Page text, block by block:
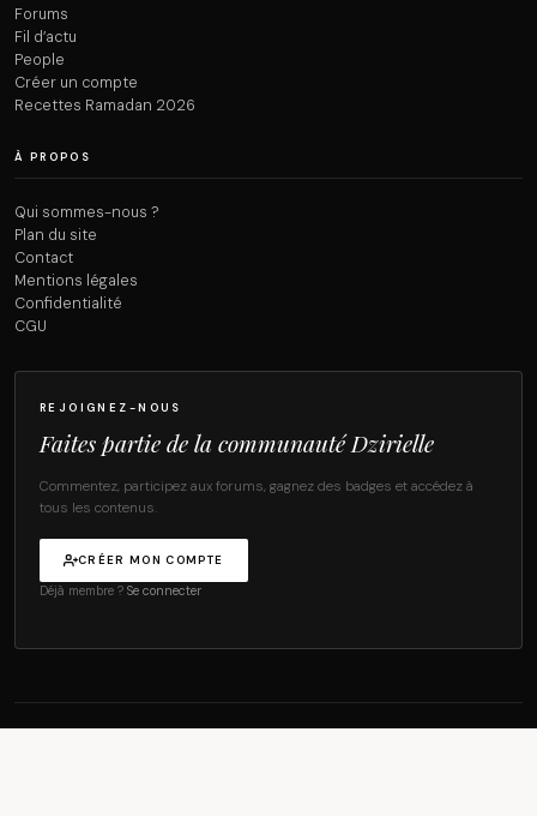
Forums
Fil d’actu
People
Créer un compte
Recettes Ramadan 2026
À PROPOS
Qui sommes-nous ?
Plan du site
Contact
Mentions légales
Confidentialité
CGU
REJOIGNEZ-NOUS
Faites partie de la communauté Dzirielle
Commentez, participez aux forums, gagnez des badges et accédez à
tous les contenus.
CRÉER MON COMPTE
Déjà membre ? Se connecter